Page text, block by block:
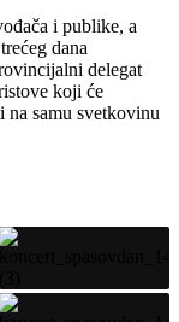
i publike, a
dana
delegat
koji će
na samu svetkovinu